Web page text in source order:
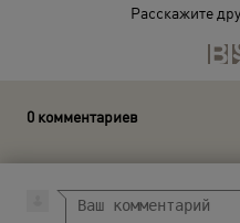
Расскажите
0 комментариев